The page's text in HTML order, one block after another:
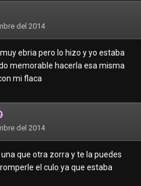
del 2014
ebria pero lo hizo y yo estaba
memorable hacerla esa misma
mi flaca
del 2014
que otra zorra y te la puedes
el culo ya que estaba